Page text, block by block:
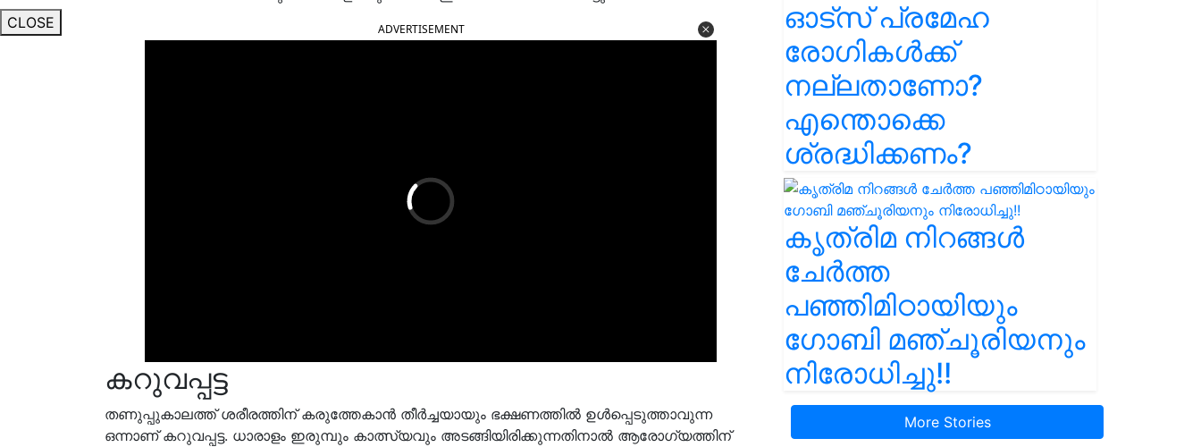
CLOSE ADVERTISEMENT
കറുവപ്പട്ട
തണുപ്പുകാലത്ത് ശരീരത്തിന് കരുത്തേകാന്‍ തീര്‍ച്ചയായും ഭക്ഷണത്തില്‍ ഉള്‍പ്പെടുത്താവുന്ന
ഒന്നാണ് കറുവപ്പട്ട. ധാരാളം ഇരുമ്പും കാത്സ്യവും അടങ്ങിയിരിക്കുന്നതിനാല്‍ ആരോഗ്യത്തിന്
ഓട്സ് പ്രമേഹ
രോഗികൾക്ക്
നല്ലതാണോ?
എന്തൊക്കെ
ശ്രദ്ധിക്കണം?
കൃത്രിമ നിറങ്ങൾ
ചേർത്ത
പഞ്ഞിമിഠായിയും
ഗോബി മഞ്ചൂരിയനും
നിരോധിച്ചു!!
More Stories